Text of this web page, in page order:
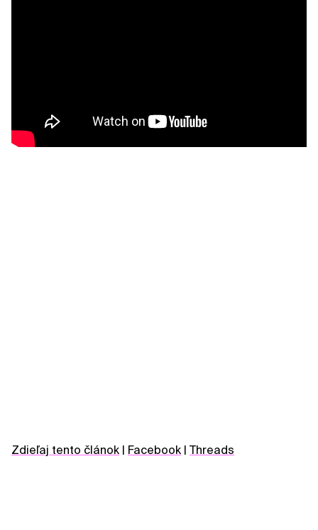
Zdieľaj tento článok | Facebook | Threads